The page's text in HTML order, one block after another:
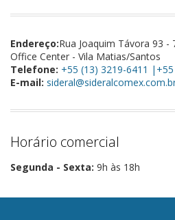
Endereço:Rua Joaquim Távora 93 -
Office Center - Vila Matias/Santos
Telefone: +55 (13) 3219-6411
E-mail:
Horário comercial
Segunda - Sexta: 9h às 18h